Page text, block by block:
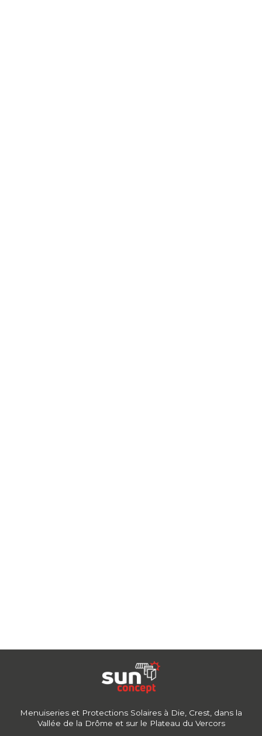
Menuiseries et Protections Solaires à Die, Crest, dans la
Vallée de la Drôme et sur le Plateau du Vercors